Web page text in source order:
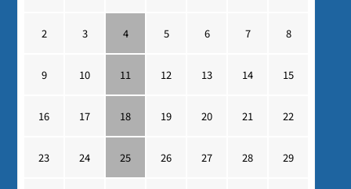
2 3 4 5 6 7 8
9 10 11 12 13 14 15
16 17 18 19 20 21 22
23 24 25 26 27 28 29